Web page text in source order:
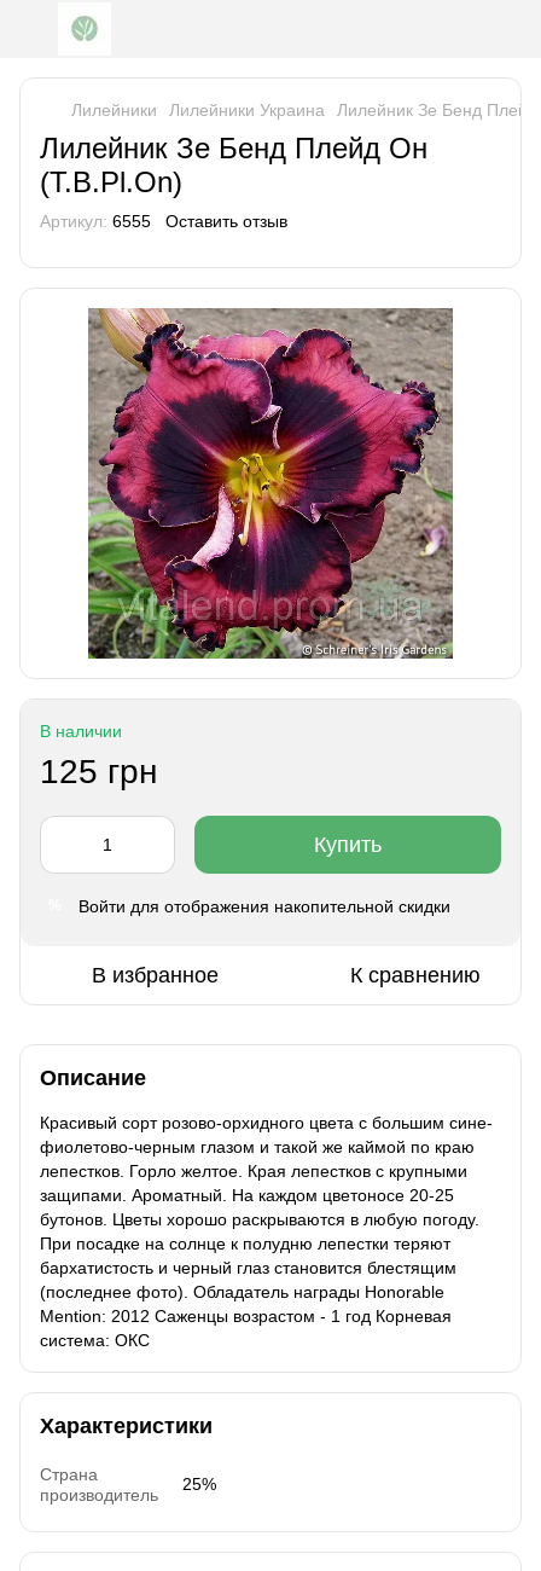
Лилейники Лилейники Украина Лилейник Зе Бенд
Лилейник Зе Бенд Плейд Он
(T.B.Pl.On)
Артикул: 6555 Оставить отзыв
В наличии
125 грн
Купить
Войти для отображения накопительной скидки
В избранное К сравнению
Описание
Красивый сорт розово-орхидного цвета с большим сине-
фиолетово-черным глазом и такой же каймой по краю
лепестков. Горло желтое. Края лепестков с крупными
защипами. Ароматный. На каждом цветоносе 20-25
бутонов. Цветы хорошо раскрываются в любую погоду.
При посадке на солнце к полудню лепестки теряют
бархатистость и черный глаз становится блестящим
(последнее фото). Обладатель награды Honorable
Mention: 2012 Саженцы возрастом - 1 год Корневая
система: ОКС
Характеристики
Страна
производитель
25%